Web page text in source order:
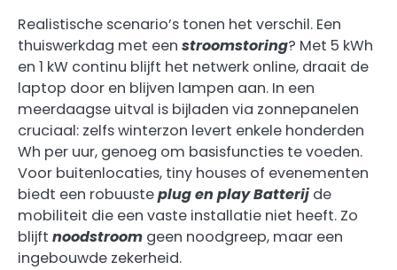
Realistische scenario’s tonen het verschil. Een
thuiswerkdag met een stroomstoring? Met 5 kWh
en 1 kW continu blijft het netwerk online, draait de
laptop door en blijven lampen aan. In een
meerdaagse uitval is bijladen via zonnepanelen
cruciaal: zelfs winterzon levert enkele honderden
Wh per uur, genoeg om basisfuncties te voeden.
Voor buitenlocaties, tiny houses of evenementen
biedt een robuusteplug en play Batterij de
mobiliteit die een vaste installatie niet heeft. Zo
blijft noodstroom geen noodgreep, maar een
ingebouwde zekerheid.